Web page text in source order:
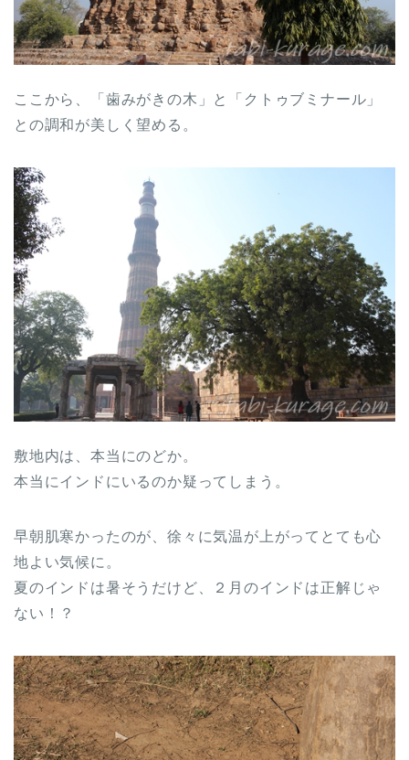
ここから、「歯みがきの木」と「クトゥブミナール」
との調和が美しく望める。
敷地内は、本当にのどか。
本当にインドにいるのか疑ってしまう。
早朝肌寒かったのが、徐々に気温が上がってとても心
地よい気候に。
夏のインドは暑そうだけど、２月のインドは正解じゃ
ない！？